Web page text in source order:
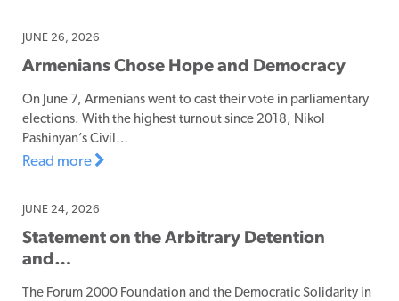
JUNE 26, 2026
Armenians Chose Hope and Democracy
On June 7, Armenians went to cast their vote in parliamentary
elections. With the highest turnout since 2018, Nikol
Pashinyan’s Civil…
Read more
JUNE 24, 2026
Statement on the Arbitrary Detention
and…
The Forum 2000 Foundation and the Democratic Solidarity in